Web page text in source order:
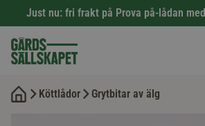
Just nu: fri frakt på Prova på-lådan
Köttlådor Grytbitar av älg